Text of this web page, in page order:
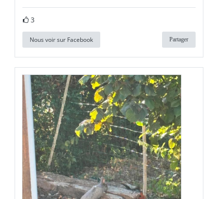
3
Nous voir sur Facebook Partager